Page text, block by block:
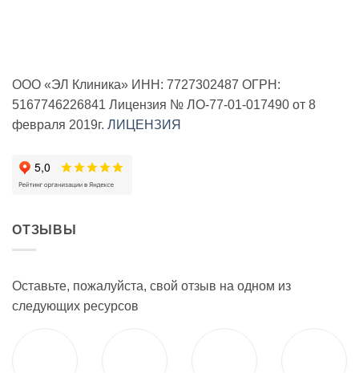
ООО «ЭЛ Клиника» ИНН: 7727302487 ОГРН:
5167746226841 Лицензия № ЛО-77-01-017490 от 8
февраля 2019г. ЛИЦЕНЗИЯ
ОТЗЫВЫ
Оставьте, пожалуйста, свой отзыв на одном из
следующих ресурсов